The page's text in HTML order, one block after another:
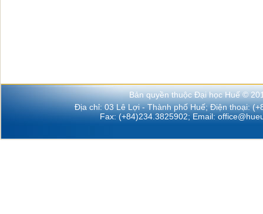
Bản quyền thuộc Đại học Huế ©
Địa chỉ: 03 Lê Lợi - Thành phố Huế; Điện thoại:
Fax: (+84)234.3825902; Email: